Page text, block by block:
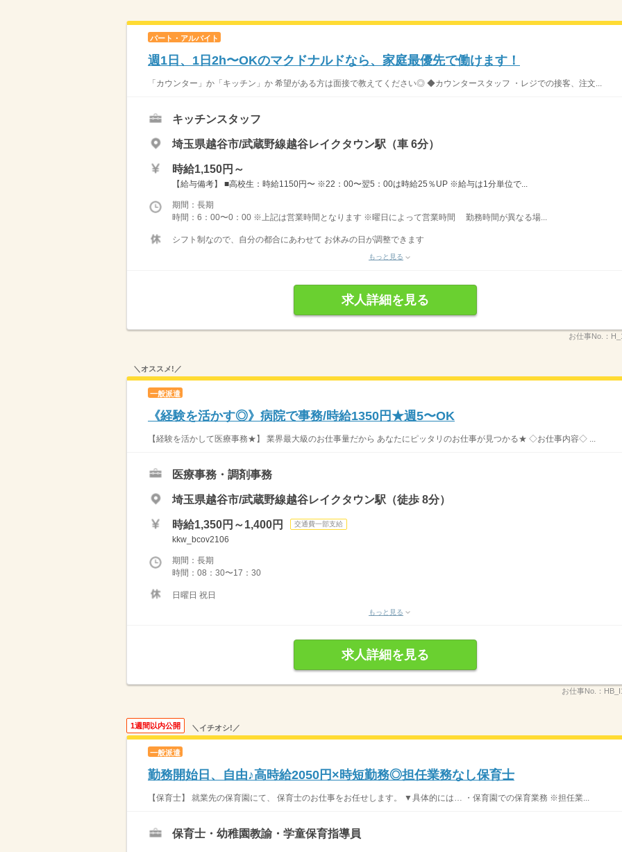
パート・アルバイト
週1日、1日2h〜OKのマクドナルドなら、家庭最優先で働けます！
「カウンター」か「キッチン」か 希望がある方は面接で教えてください◎ ◆カウンタースタッフ ・レジでの接客、注文...
キッチンスタッフ
埼玉県越谷市/武蔵野線越谷レイクタウン駅（車 6分）
時給1,150円～
【給与備考】 ■高校生：時給1150円〜 ※22：00〜翌5：00は時給25％UP ※給与は1分単位で...
期間：長期
時間：6：00〜0：00 ※上記は営業時間となります ※曜日によって営業時間 勤務時間が異なる場...
シフト制なので、自分の都合にあわせて お休みの日が調整できます
もっと見る
求人詳細を見る
お仕事No.：
＼オススメ!／
一般派遣
《経験を活かす◎》病院で事務/時給1350円★週5〜OK
【経験を活かして医療事務★】 業界最大級のお仕事量だから あなたにピッタリのお仕事が見つかる★ ◇お仕事内容◇ ...
医療事務・調剤事務
埼玉県越谷市/武蔵野線越谷レイクタウン駅（徒歩 8分）
時給1,350円～1,400円 交通費一部支給
kkw_bcov2106
期間：長期
時間：08：30〜17：30
日曜日 祝日
もっと見る
求人詳細を見る
お仕事No.：
1週間以内公開 ＼イチオシ!／
一般派遣
勤務開始日、自由♪高時給2050円×時短勤務◎担任業務なし保育士
【保育士】 就業先の保育園にて、 保育士のお仕事をお任せします。 ▼具体的には… ・保育園での保育業務 ※担任業...
保育士・幼稚園教諭・学童保育指導員